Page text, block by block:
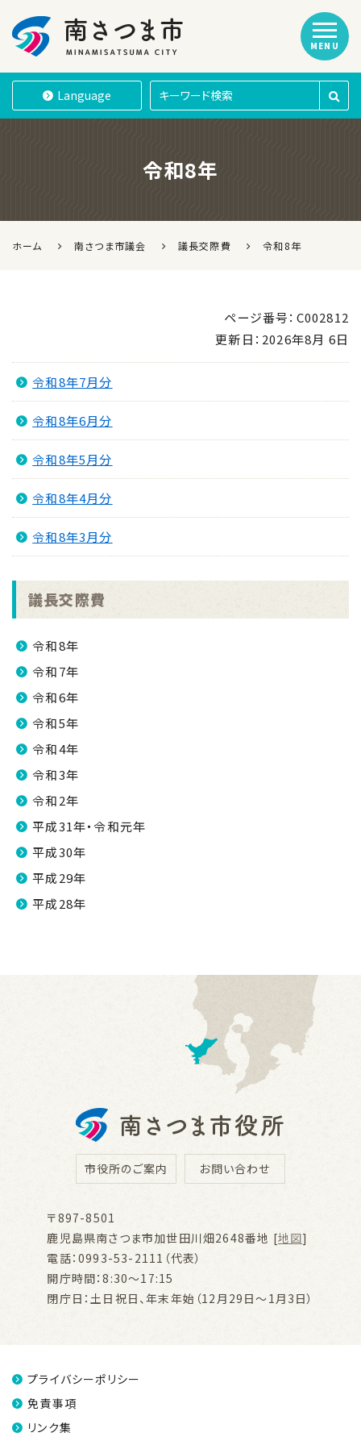
南さつま市
Language
MENU
令和8年
ホーム 南さつま市議会 議長交際費 令和8年
ページ番号：C002812
更新日： 2026年8月 6日
令和8年7月分
令和8年6月分
令和8年5月分
令和8年4月分
令和8年3月分
議長交際費
令和8年
令和7年
令和6年
令和5年
令和4年
令和3年
令和2年
平成31年・令和元年
平成30年
平成29年
平成28年
市役所のご案内 お問い合わせ
〒897-8501
鹿児島県南さつま市加世田川畑2648番地 [地図]
電話：0993-53-2111（代表）
開庁時間：8:30～17:15
閉庁日：土日祝日、年末年始（12月29日～1月3日）
プライバシーポリシー
免責事項
リンク集